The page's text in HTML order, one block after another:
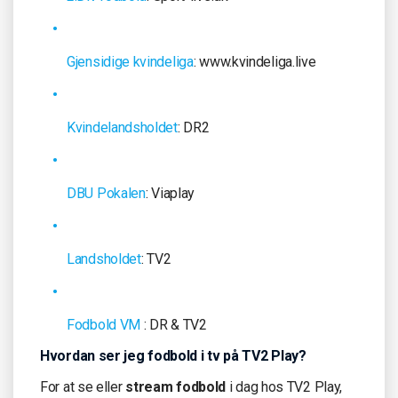
Gjensidige kvindeliga: www.kvindeliga.live
Kvindelandsholdet: DR2
DBU Pokalen: Viaplay
Landsholdet: TV2
Fodbold VM : DR & TV2
Hvordan ser jeg fodbold i tv på TV2 Play?
For at se eller stream fodbold i dag hos TV2 Play,